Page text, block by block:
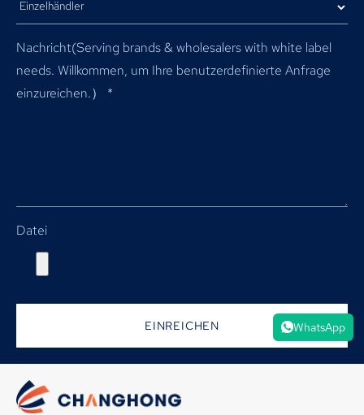
Nachricht(Serving brands & wholesalers with white label
needs. Willkommen, um Ihre benutzerdefinierte Anfrage
einzureichen.）
*
Datei
EINREICHEN WhatsApp